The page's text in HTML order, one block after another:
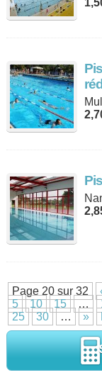
Page 20 sur 32
5
10 15 …
25
30 … »